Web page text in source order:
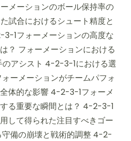
メーションのボール保持率の
試合におけるシュート精度と
1フォーメーションの高度な
？ フォーメーションにおける
のアシスト 4-2-3-1における選
ーメーションがチームパフォ
体的な影響 4-2-3-1フォーメ
る重要な瞬間とは？ 4-2-3-1
して得られた注目すべきゴー
備の崩壊と戦術的調整 4-2-